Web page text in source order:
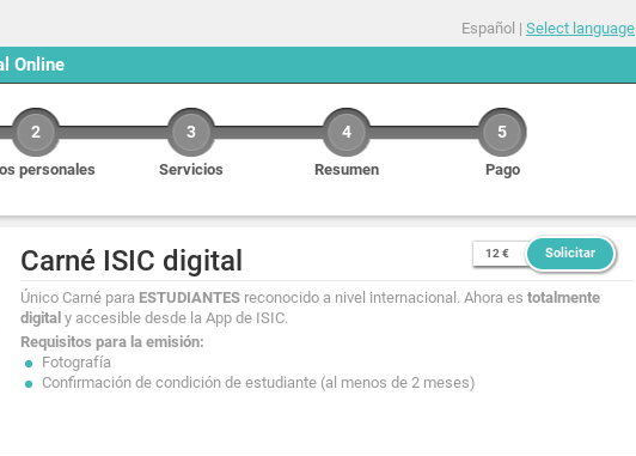
Español | Select language
Online
2
personales
3
Servicios
4
Resumen
5
Pago
Carné ISIC digital 12 € Solicitar
Único Carné para ESTUDIANTES reconocido a nivel internacional. Ahora estotalmente
digital y accesible desde la App de ISIC.
Requisitos para la emisión:
Fotografía
Confirmación de condición de estudiante (al menos de 2 meses)